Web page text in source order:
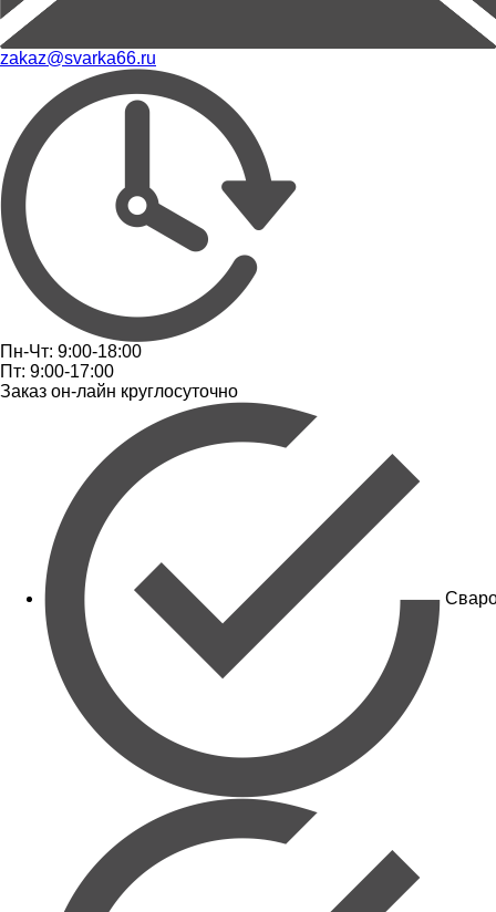
zakaz@svarka66.ru
Пн-Чт: 9:00-18:00
Пт: 9:00-17:00
Заказ он-лайн круглосуточно